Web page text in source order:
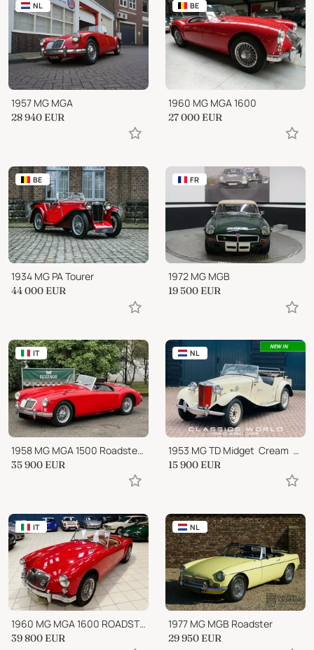
NL
1957 MG MGA
28 940 EUR
BE
1960 MG MGA 1600
27 000 EUR
BE
1934 MG PA Tourer
44 000 EUR
FR
1972 MG MGB
19 500 EUR
IT
1958 MG MGA 1500 Roadster MKI
35 900 EUR
NL
1953 MG TD Midget  Cream  Classic British Roadster
15 900 EUR
IT
1960 MG MGA 1600 ROADSTER
39 800 EUR
NL
1977 MG MGB Roadster
29 950 EUR